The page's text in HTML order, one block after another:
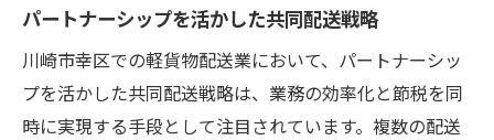
パートナーシップを活かした共同配送戦略
川崎市幸区での軽貨物配送業において、パートナーシッ
プを活かした共同配送戦略は、業務の効率化と節税を同
時に実現する手段として注目されています。複数の配送